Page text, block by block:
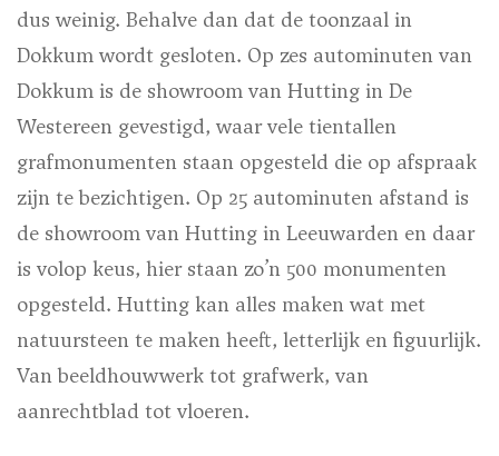
dus weinig. Behalve dan dat de toonzaal in
Dokkum wordt gesloten. Op zes autominuten van
Dokkum is de showroom van Hutting in De
Westereen gevestigd, waar vele tientallen
grafmonumenten staan opgesteld die op afspraak
zijn te bezichtigen. Op 25 autominuten afstand is
de showroom van Hutting in Leeuwarden en daar
is volop keus, hier staan zo’n 500 monumenten
opgesteld. Hutting kan alles maken wat met
natuursteen te maken heeft, letterlijk en figuurlijk.
Van beeldhouwwerk tot grafwerk, van
aanrechtblad tot vloeren.